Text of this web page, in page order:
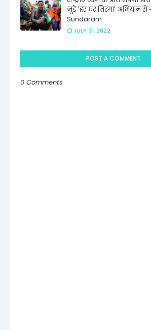
जुड़ें 'हर घर तिरंगा' अभियान से
Sundaram
JULY 31, 2022
POST A COMMENT
0 Comments